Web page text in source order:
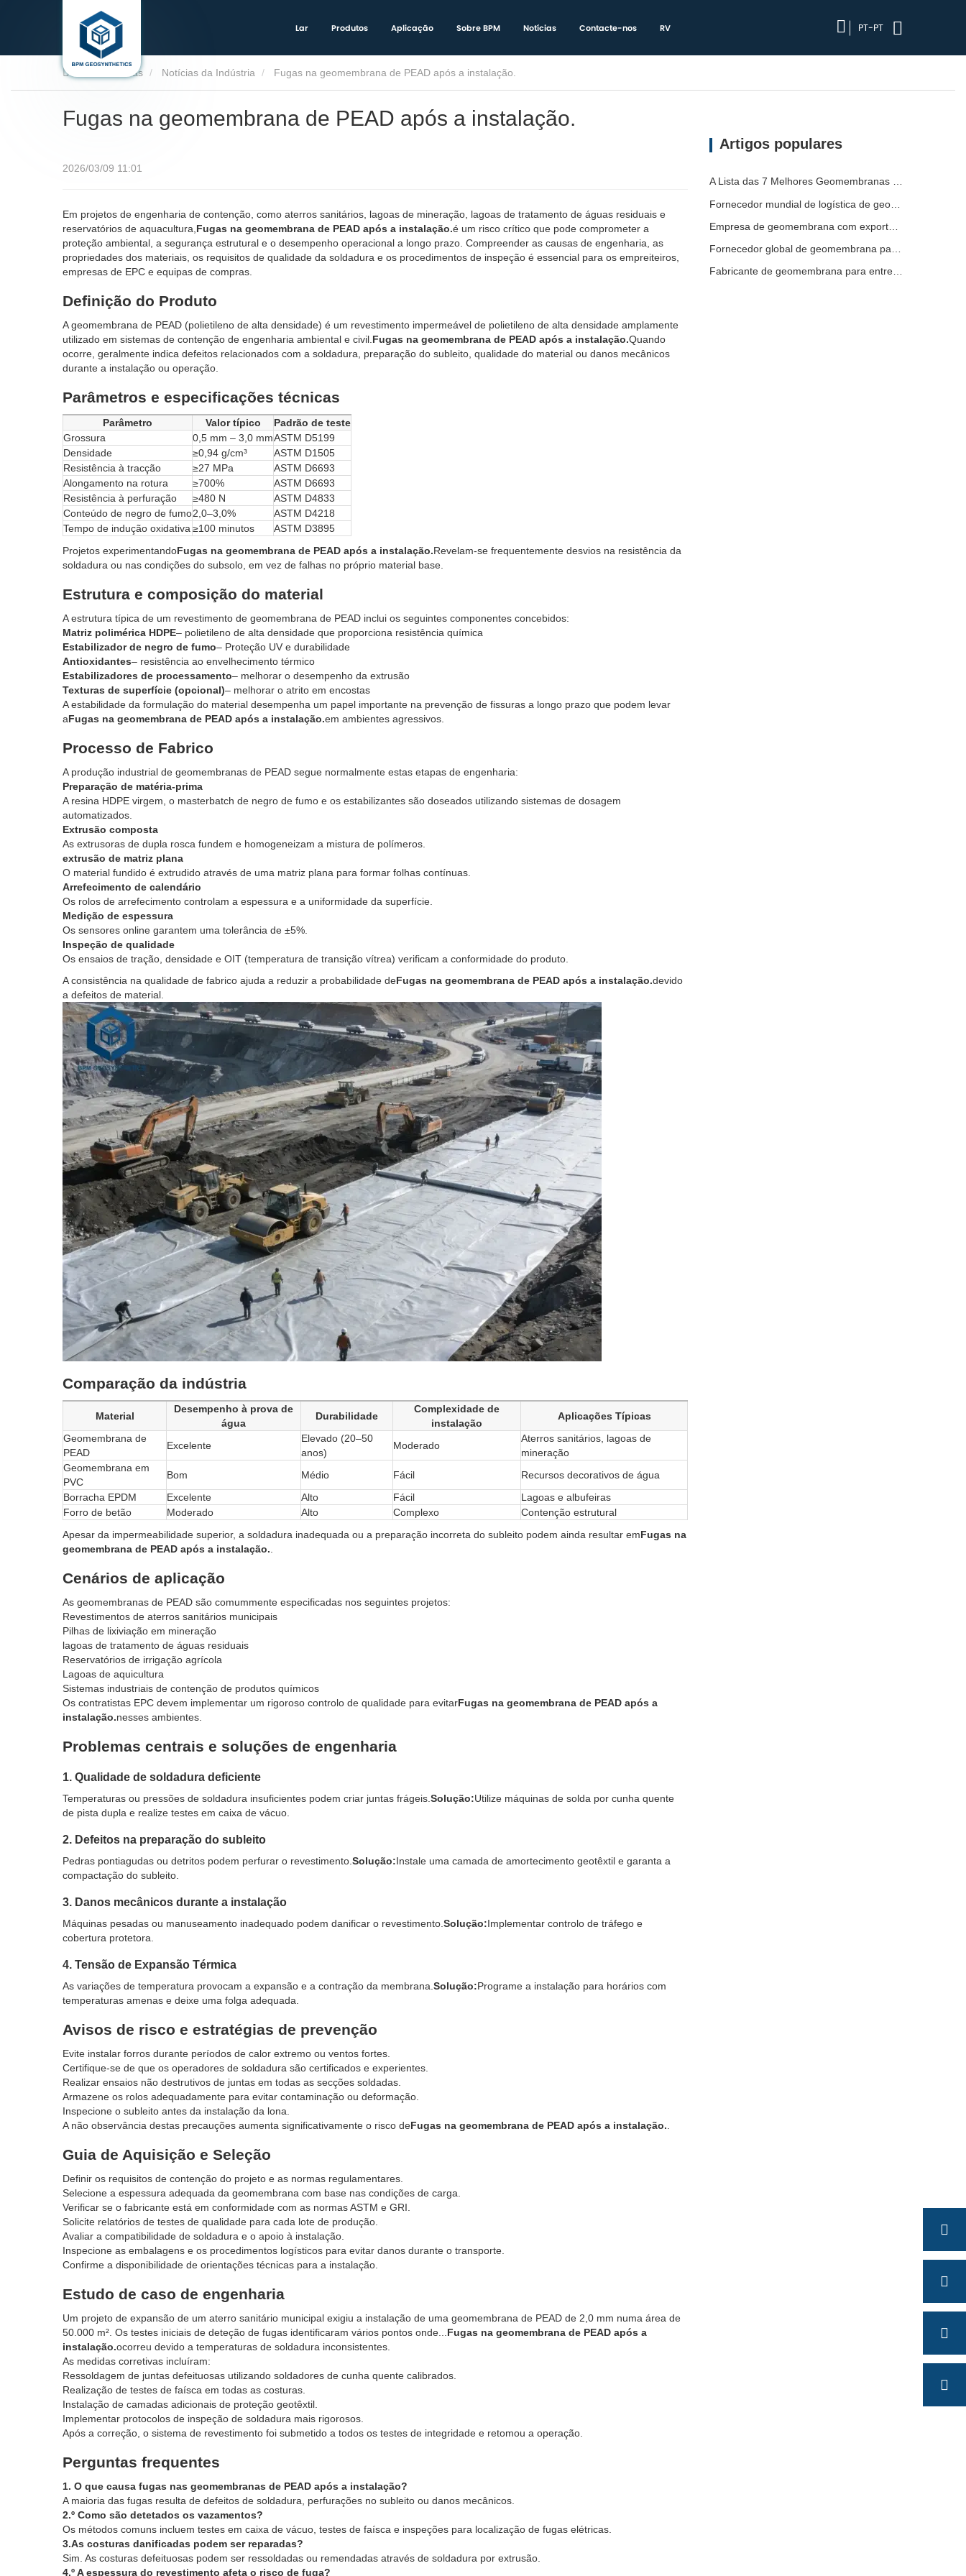
Lar Produtos Aplicação Sobre BPM Notícias Contacte-nos RV PT-PT
Notícias Notícias da Indústria Fugas na geomembrana de PEAD após a instalação.
Fugas na geomembrana de PEAD após a instalação.
2026/03/09 11:01
Em projetos de engenharia de contenção, como aterros sanitários, lagoas de mineração, lagoas de tratamento de águas residuais e
reservatórios de aquacultura, Fugas na geomembrana de PEAD após a instalação.é um risco crítico que pode comprometer a
proteção ambiental, a segurança estrutural e o desempenho operacional a longo prazo. Compreender as causas de engenharia, as
propriedades dos materiais, os requisitos de qualidade da soldadura e os procedimentos de inspeção é essencial para os empreiteiros,
empresas de EPC e equipas de compras.
Definição do Produto
A geomembrana de PEAD (polietileno de alta densidade) é um revestimento impermeável de polietileno de alta densidade amplamente
utilizado em sistemas de contenção de engenharia ambiental e civil. Fugas na geomembrana de PEAD após a instalação.Quando
ocorre, geralmente indica defeitos relacionados com a soldadura, preparação do subleito, qualidade do material ou danos mecânicos
durante a instalação ou operação.
Parâmetros e especificações técnicas
Parâmetro Valor típico
Padrão de teste
Grossura
0,5 mm – 3,0 mmASTM D5199
Densidade
≥0,94 g/cm³
ASTM D1505
Resistência à tracção
≥27 MPa
ASTM D6693
Alongamento na rotura
≥700%
ASTM D6693
Resistência à perfuração
≥480 N
ASTM D4833
Conteúdo de negro de fumo2,0–3,0%
ASTM D4218
Tempo de indução oxidativa ≥100 minutos
ASTM D3895
Projetos experimentandoFugas na geomembrana de PEAD após a instalação.Revelam-se frequentemente desvios na resistência da
soldadura ou nas condições do subsolo, em vez de falhas no próprio material base.
Estrutura e composição do material
A estrutura típica de um revestimento de geomembrana de PEAD inclui os seguintes componentes concebidos:
Matriz polimérica HDPE– polietileno de alta densidade que proporciona resistência química
Estabilizador de negro de fumo– Proteção UV e durabilidade
Antioxidantes– resistência ao envelhecimento térmico
Estabilizadores de processamento– melhorar o desempenho da extrusão
Texturas de superfície (opcional)– melhorar o atrito em encostas
A estabilidade da formulação do material desempenha um papel importante na prevenção de fissuras a longo prazo que podem levar
aFugas na geomembrana de PEAD após a instalação.em ambientes agressivos.
Processo de Fabrico
A produção industrial de geomembranas de PEAD segue normalmente estas etapas de engenharia:
Preparação de matéria-prima
A resina HDPE virgem, o masterbatch de negro de fumo e os estabilizantes são doseados utilizando sistemas de dosagem
automatizados.
Extrusão composta
As extrusoras de dupla rosca fundem e homogeneizam a mistura de polímeros.
extrusão de matriz plana
O material fundido é extrudido através de uma matriz plana para formar folhas contínuas.
Arrefecimento de calendário
Os rolos de arrefecimento controlam a espessura e a uniformidade da superfície.
Medição de espessura
Os sensores online garantem uma tolerância de ±5%.
Inspeção de qualidade
Os ensaios de tração, densidade e OIT (temperatura de transição vítrea) verificam a conformidade do produto.
A consistência na qualidade de fabrico ajuda a reduzir a probabilidade deFugas na geomembrana de PEAD após a instalação.devido
a defeitos de material.
Comparação da indústria
Material
Desempenho à prova de
água
Durabilidade
Complexidade de
instalação
Aplicações Típicas
Geomembrana de
PEAD
Excelente
Elevado (20–50
anos)
Moderado
Aterros sanitários, lagoas de
mineração
Geomembrana em
PVC
Bom Médio Fácil
Recursos decorativos de água
Borracha EPDM
Excelente Alto Fácil
Lagoas e albufeiras
Forro de betão
Moderado Alto Complexo
Contenção estrutural
Apesar da impermeabilidade superior, a soldadura inadequada ou a preparação incorreta do subleito podem ainda resultar emFugas na
geomembrana de PEAD após a instalação.
Cenários de aplicação
As geomembranas de PEAD são comummente especificadas nos seguintes projetos:
Revestimentos de aterros sanitários municipais
Pilhas de lixiviação em mineração
lagoas de tratamento de águas residuais
Reservatórios de irrigação agrícola
Lagoas de aquicultura
Sistemas industriais de contenção de produtos químicos
Os contratistas EPC devem implementar um rigoroso controlo de qualidade para evitarFugas na geomembrana de PEAD após a
instalação.nesses ambientes.
Problemas centrais e soluções de engenharia
1. Qualidade de soldadura deficiente
Temperaturas ou pressões de soldadura insuficientes podem criar juntas frágeis. Solução:Utilize máquinas de solda por cunha quente
de pista dupla e realize testes em caixa de vácuo.
2. Defeitos na preparação do subleito
Pedras pontiagudas ou detritos podem perfurar o revestimento. Solução:Instale uma camada de amortecimento geotêxtil e garanta a
compactação do subleito.
3. Danos mecânicos durante a instalação
Máquinas pesadas ou manuseamento inadequado podem danificar o revestimento. Solução:Implementar controlo de tráfego e
cobertura protetora.
4. Tensão de Expansão Térmica
As variações de temperatura provocam a expansão e a contração da membrana. Solução:Programe a instalação para horários com
temperaturas amenas e deixe uma folga adequada.
Avisos de risco e estratégias de prevenção
Evite instalar forros durante períodos de calor extremo ou ventos fortes.
Certifique-se de que os operadores de soldadura são certificados e experientes.
Realizar ensaios não destrutivos de juntas em todas as secções soldadas.
Armazene os rolos adequadamente para evitar contaminação ou deformação.
Inspecione o subleito antes da instalação da lona.
A não observância destas precauções aumenta significativamente o risco deFugas na geomembrana de PEAD após a instalação.
Guia de Aquisição e Seleção
Definir os requisitos de contenção do projeto e as normas regulamentares.
Selecione a espessura adequada da geomembrana com base nas condições de carga.
Verificar se o fabricante está em conformidade com as normas ASTM e GRI.
Solicite relatórios de testes de qualidade para cada lote de produção.
Avaliar a compatibilidade de soldadura e o apoio à instalação.
Inspecione as embalagens e os procedimentos logísticos para evitar danos durante o transporte.
Confirme a disponibilidade de orientações técnicas para a instalação.
Estudo de caso de engenharia
Um projeto de expansão de um aterro sanitário municipal exigiu a instalação de uma geomembrana de PEAD de 2,0 mm numa área de
50.000 m². Os testes iniciais de deteção de fugas identificaram vários pontos onde... Fugas na geomembrana de PEAD após a
instalação.ocorreu devido a temperaturas de soldadura inconsistentes.
As medidas corretivas incluíram:
Ressoldagem de juntas defeituosas utilizando soldadores de cunha quente calibrados.
Realização de testes de faísca em todas as costuras.
Instalação de camadas adicionais de proteção geotêxtil.
Implementar protocolos de inspeção de soldadura mais rigorosos.
Após a correção, o sistema de revestimento foi submetido a todos os testes de integridade e retomou a operação.
Perguntas frequentes
1. O que causa fugas nas geomembranas de PEAD após a instalação?
A maioria das fugas resulta de defeitos de soldadura, perfurações no subleito ou danos mecânicos.
2.º Como são detetados os vazamentos?
Os métodos comuns incluem testes em caixa de vácuo, testes de faísca e inspeções para localização de fugas elétricas.
3.As costuras danificadas podem ser reparadas?
Sim. As costuras defeituosas podem ser ressoldadas ou remendadas através de soldadura por extrusão.
4.º A espessura do revestimento afeta o risco de fuga?
Artigos populares
A Lista das 7 Melhores Geomembranas HDPE 2mm
Fabricante de geomembrana para entrega de projetos